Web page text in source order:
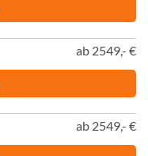
ab 2549,- €
ab 2549,- €